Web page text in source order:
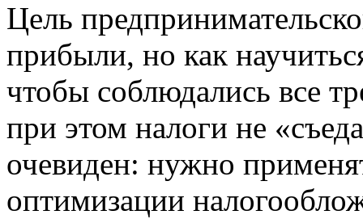
Цель
прибыли, но как
чтобы соблюдались все
при этом налоги не
очевиден: нужно
оптимизации